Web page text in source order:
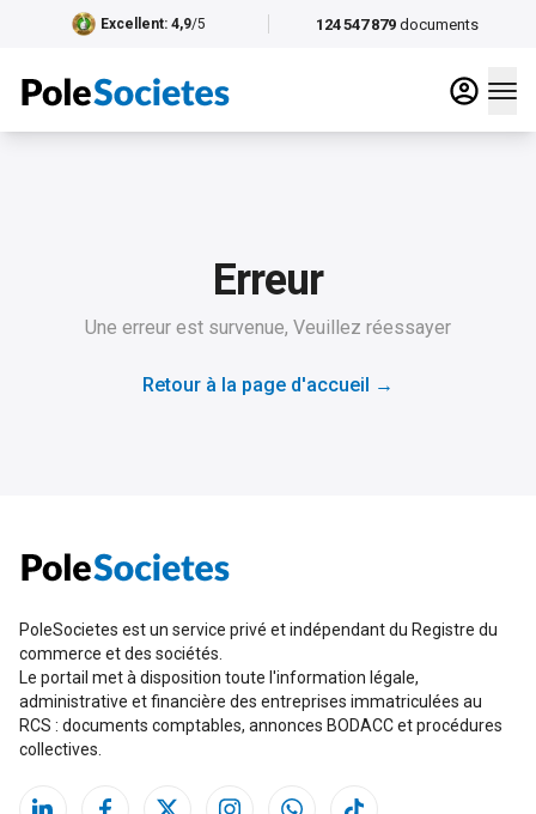
124 547 879 documents
Excellent: 4,9/5
Erreur
Une erreur est survenue, Veuillez réessayer
Retour à la page d'accueil →
PoleSocietes est un service privé et indépendant du Registre du
commerce et des sociétés.
Le portail met à disposition toute l'information légale,
administrative et financière des entreprises immatriculées au
RCS : documents comptables, annonces BODACC et procédures
collectives.